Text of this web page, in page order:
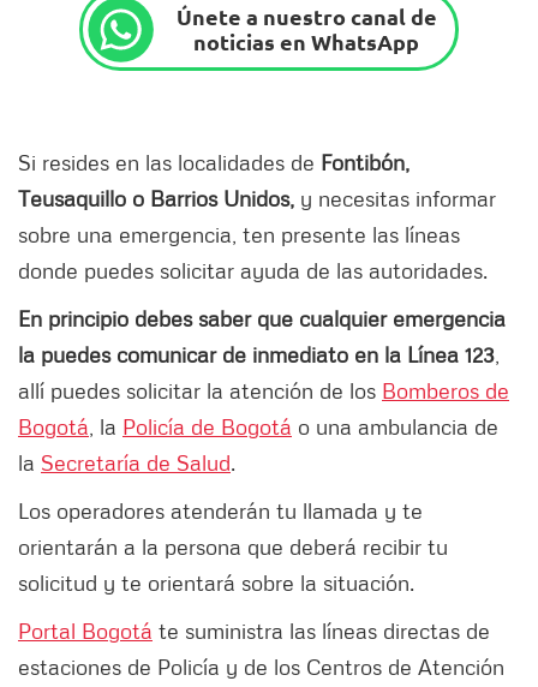
Únete a nuestro canal de
noticias en WhatsApp
Si resides en las localidades de Fontibón,
Teusaquillo o Barrios Unidos, y necesitas informar
sobre una emergencia, ten presente las líneas
donde puedes solicitar ayuda de las autoridades.
En principio debes saber que cualquier emergencia
la puedes comunicar de inmediato en la Línea 123
allí puedes solicitar la atención de los Bomberos de
Bogotá , la Policía de Bogotá o una ambulancia de
la Secretaría de Salud.
Los operadores atenderán tu llamada y te
orientarán a la persona que deberá recibir tu
solicitud y te orientará sobre la situación.
Portal Bogotá te suministra las líneas directas de
estaciones de Policía y de los Centros de Atención